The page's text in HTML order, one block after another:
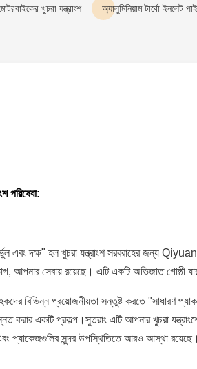
খুচরা যন্ত্রাংশ অ্যালুমিনিয়াম টার্বো ইনলেট
পরিষেবা:
এবং দক্ষ" হল খুচরা যন্ত্রাংশ সরবরাহের জন্য Qiyuan
আপনার সেবায় রয়েছে। এটি একটি অভিজাত গোষ্ঠী
বিভিন্ন প্রয়োজনীয়তা সন্তুষ্ট করতে "সাধারণ
করার একটি প্রকল্প।সুতরাং এটি আপনার খুচরা
প্যাকেজগুলির সুন্দর উপস্থিতিতে আরও আস্থা রয়েছে।